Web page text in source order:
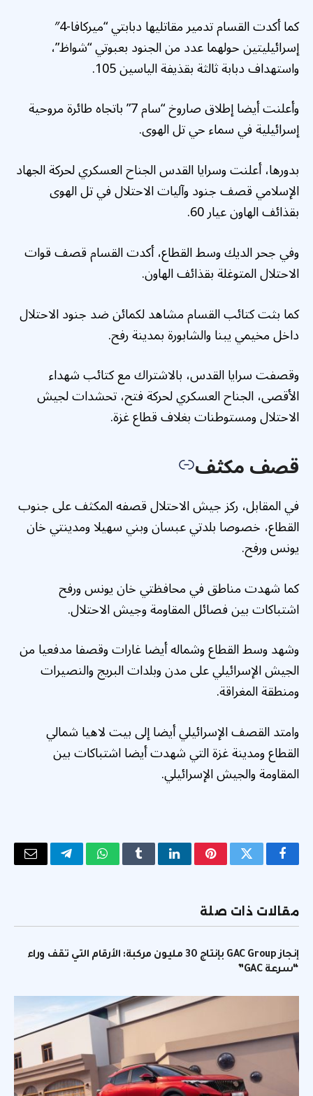
كما أكدت القسام تدمير مقاتليها دبابتي “ميركافا-4″
إسرائيليتين حولهما عدد من الجنود بعبوتي “شواظ”،
واستهداف دبابة ثالثة بقذيفة الياسين 105.
وأعلنت أيضا إطلاق صاروخ “سام 7” باتجاه طائرة مروحية
إسرائيلية في سماء حي تل الهوى.
بدورها، أعلنت وسرايا القدس الجناح العسكري لحركة الجهاد
الإسلامي قصف جنود وآليات الاحتلال في تل الهوى
بقذائف الهاون عيار 60.
وفي جحر الديك وسط القطاع، أكدت القسام قصف قوات
الاحتلال المتوغلة بقذائف الهاون.
كما بثت كتائب القسام مشاهد لكمائن ضد جنود الاحتلال
داخل مخيمي يبنا والشابورة بمدينة رفح.
وقصفت سرايا القدس، بالاشتراك مع كتائب شهداء
الأقصى، الجناح العسكري لحركة فتح، تحشدات لجيش
الاحتلال ومستوطنات بغلاف قطاع غزة.
قصف مكثف
في المقابل، ركز جيش الاحتلال قصفه المكثف على جنوب
القطاع، خصوصا بلدتي عبسان وبني سهيلا ومدينتي خان
يونس ورفح.
كما شهدت مناطق في محافظتي خان يونس ورفح
اشتباكات بين فصائل المقاومة وجيش الاحتلال.
وشهد وسط القطاع وشماله أيضا غارات وقصفا مدفعيا من
الجيش الإسرائيلي على مدن وبلدات البريج والنصيرات
ومنطقة المغراقة.
وامتد القصف الإسرائيلي أيضا إلى بيت لاهيا شمالي
القطاع ومدينة غزة التي شهدت أيضا اشتباكات بين
المقاومة والجيش الإسرائيلي.
فيسبوكتويتر بينتيريستلينكدإنTumblrواتسابتيلقرامالبريد
مقالات ذات صلة
إنجاز GAC Group بإنتاج 30 مليون مركبة: الأرقام التي تقف وراء
“سرعة GAC”